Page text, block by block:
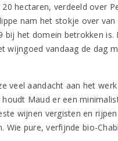
hectaren, verdeeld over
nam het stokje over van
het domein betrokken is.
wijngoed vandaag de dag
veel aandacht aan het werk
Maud er een
wijnen vergisten en
Wie pure, verfijnde bio-